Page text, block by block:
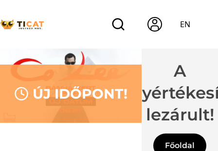
EN
ÚJ IDŐPONT!
A
lezárult!
Főoldal